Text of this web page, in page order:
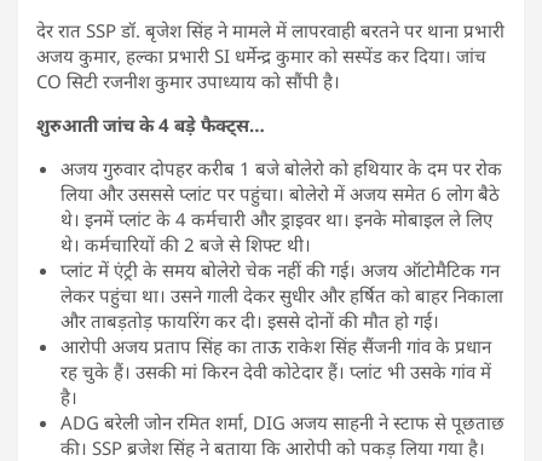
देर रात SSP डॉ. बृजेश सिंह ने मामले में लापरवाही बरतने पर थाना प्रभारी
अजय कुमार, हल्का प्रभारी SI धर्मेन्द्र कुमार को सस्पेंड कर दिया। जांच
CO सिटी रजनीश कुमार उपाध्याय को सौंपी है।
शुरुआती जांच के 4 बड़े फैक्ट्स…
अजय गुरुवार दोपहर करीब 1 बजे बोलेरो को हथियार के दम पर रोक
लिया और उसससे प्लांट पर पहुंचा। बोलेरो में अजय समेत 6 लोग बैठे
थे। इनमें प्लांट के 4 कर्मचारी और ड्राइवर था। इनके मोबाइल ले लिए
थे। कर्मचारियों की 2 बजे से शिफ्ट थी।
प्लांट में एंट्री के समय बोलेरो चेक नहीं की गई। अजय ऑटोमैटिक गन
लेकर पहुंचा था। उसने गाली देकर सुधीर और हर्षित को बाहर निकाला
और ताबड़तोड़ फायरिंग कर दी। इससे दोनों की मौत हो गई।
आरोपी अजय प्रताप सिंह का ताऊ राकेश सिंह सैंजनी गांव के प्रधान
रह चुके हैं। उसकी मां किरन देवी कोटेदार हैं। प्लांट भी उसके गांव में
है।
ADG बरेली जोन रमित शर्मा, DIG अजय साहनी ने स्टाफ से पूछताछ
की। SSP ब्रजेश सिंह ने बताया कि आरोपी को पकड़ लिया गया है।